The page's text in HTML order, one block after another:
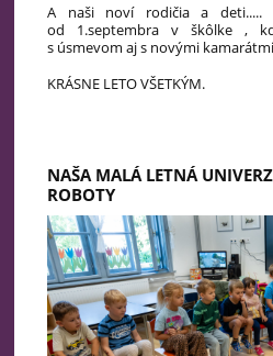
A naši noví rodičia a
od 1.septembra v škôlke ,
s úsmevom aj s novými
KRÁSNE LETO VŠETKÝM.
NAŠA MALÁ LETNÁ
ROBOTY